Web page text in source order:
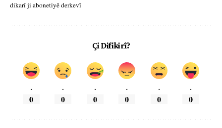
dikarî ji abonetiyê derkevî
Çi Difikirî?
.
0
.
0
.
0
.
0
.
0
.
0